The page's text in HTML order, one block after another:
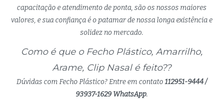
capacitação e atendimento de ponta, são os nossos maiores
valores, e sua confiança é o patamar de nossa longa existência e
solidez no mercado.
Como é que o Fecho Plástico, Amarrilho,
Arame, Clip Nasal é feito??
Dúvidas com Fecho Plástico? Entre em contato 112951-9444 /
93937-1629 WhatsApp.